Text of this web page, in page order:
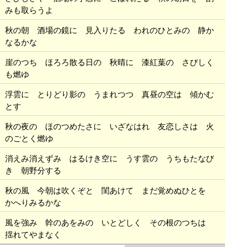
みも取らうよ
秋の朝 酒場の鏡に 見入りたる われのひとみの 静か
なるかな
崖のつち ほろろ散る日の 秋晴に 漆紅葉の さびしく
も燃ゆ
浮雲に とりどり影の うまれつつ 真昼の空は 傾かむ
とす
秋の夜の ほのつめたさに いざなはれ 友恋しさは 火
のごとく燃ゆ
消えみ消えずみ はるけき空に うす雲の うちもたなび
き 朝野分する
秋の風 今朝は吹くぞと 閨あけて まだ覚めぬひとを
かへりみるかな
風を強み 幹のあをみの いとどしく その根のつちは
揺れてやまなく